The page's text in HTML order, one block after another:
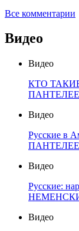
Все комментарии
Видео
Видео
КТО
ПАНТЕЛЕЕВ
Видео
Русские в
ПАНТЕЛЕЕВ
Видео
Русские:
Видео